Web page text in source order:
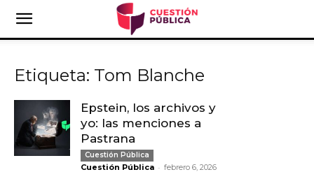
Etiqueta: Tom Blanche
Epstein, los archivos y
yo: las menciones a
Pastrana
Cuestión Pública
Cuestión Pública - febrero 6, 2026